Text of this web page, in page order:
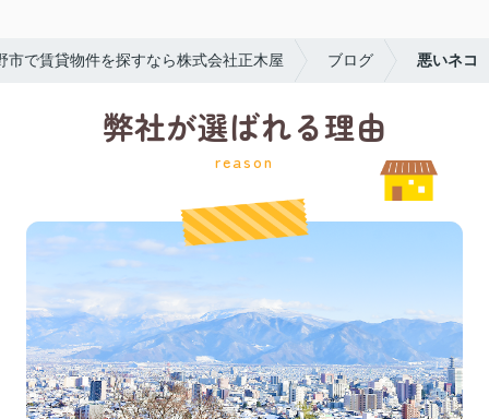
市で賃貸物件を探すなら株式会社正木屋 ブログ 悪いネコ
弊社が選ばれる理由
reason